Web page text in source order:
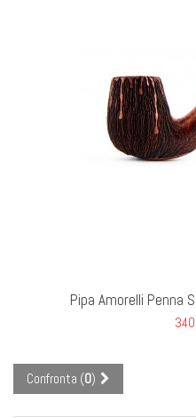
Pipa Amorelli Penna
Confronta (0)